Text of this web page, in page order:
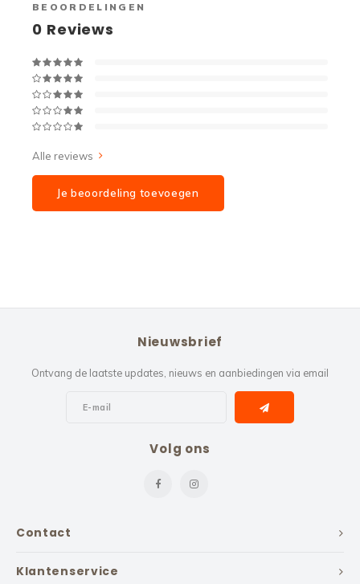
BEOORDELINGEN
0 Reviews
Alle reviews
Je beoordeling toevoegen
Contact
Nieuwsbrief
Ontvang de laatste updates, nieuws en aanbiedingen via email
Volg ons
Klantenservice